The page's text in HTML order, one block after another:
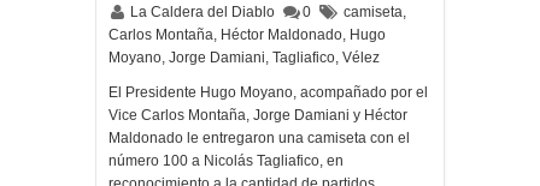
La Caldera del Diablo 0 camiseta,
Carlos Montaña, Héctor Maldonado, Hugo
Moyano, Jorge Damiani, Tagliafico, Vélez
El Presidente Hugo Moyano, acompañado por el
Vice Carlos Montaña, Jorge Damiani y Héctor
Maldonado le entregaron una camiseta con el
número 100 a Nicolás Tagliafico, en